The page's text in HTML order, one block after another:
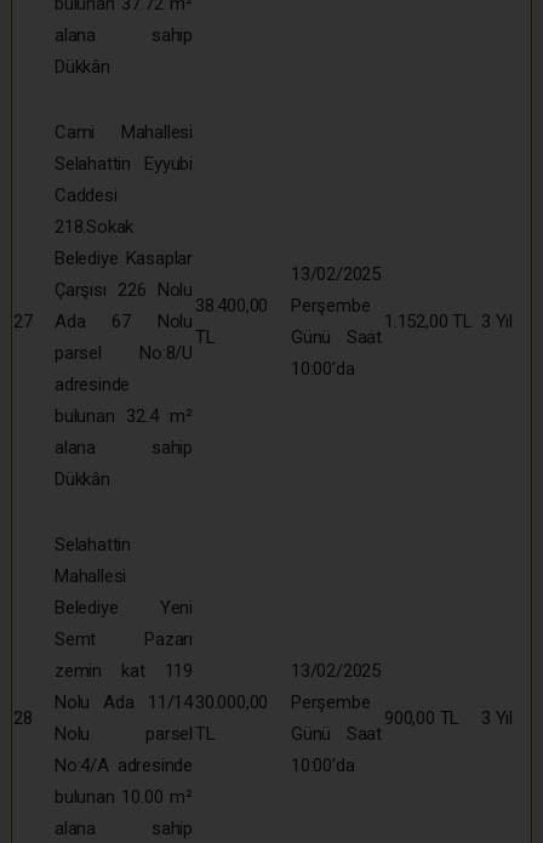
alana sahip
Dükkân
27
Cami Mahallesi
Selahattin Eyyubi
Caddesi
218.Sokak
Belediye Kasaplar
Çarşısı 226 Nolu
Ada 67 Nolu
parsel No:8/U
adresinde
bulunan 32.4 m²
alana sahip
Dükkân
38.400,00
TL
13/02/2025
Perşembe
Günü Saat
10:00’da
1.152,00 TL 3 Yıl
28
Selahattin
Mahallesi
Belediye Yeni
Semt Pazarı
zemin kat 119
Nolu Ada 11/14
Nolu parsel
No:4/A adresinde
bulunan 10.00 m²
alana sahip
30.000,00
TL
13/02/2025
Perşembe
Günü Saat
10:00’da
900,00 TL 3 Yıl